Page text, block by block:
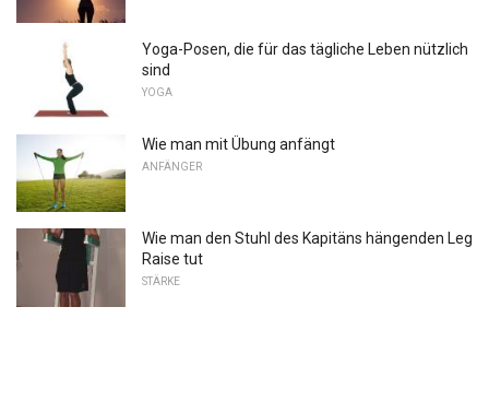
Yoga-Posen, die für das tägliche Leben nützlich
sind
YOGA
Wie man mit Übung anfängt
ANFÄNGER
Wie man den Stuhl des Kapitäns hängenden Leg
Raise tut
STÄRKE